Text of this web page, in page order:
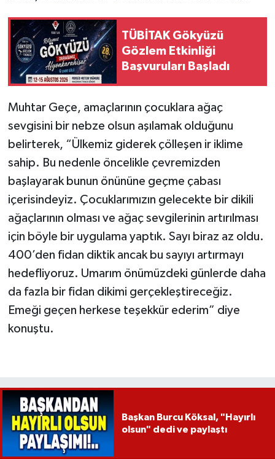
TÜBİTAK Gökyüzü
Gözlem Etkinliği
Başvuruları Başladı
Muhtar Geçe, amaçlarının çocuklara ağaç
sevgisini bir nebze olsun aşılamak olduğunu
belirterek, “Ülkemiz giderek çölleşen ir iklime
sahip. Bu nedenle öncelikle çevremizden
başlayarak bunun önününe geçme çabası
içerisindeyiz. Çocuklarımızın gelecekte bir dikili
ağaçlarının olması ve ağaç sevgilerinin artırılması
için böyle bir uygulama yaptık. Sayı biraz az oldu.
400’den fidan diktik ancak bu sayıyı artırmayı
hedefliyoruz. Umarım önümüzdeki günlerde daha
da fazla bir fidan dikimi gerçekleştireceğiz.
Emeği geçen herkese teşekkür ederim” diye
konuştu.
Başkan Burcu Köksal, "Hayırlı
olsun" dedi ve paylaştı